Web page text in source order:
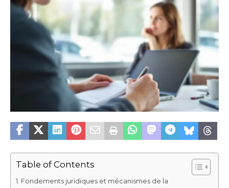
Table of Contents
Fondements juridiques et mécanismes de la